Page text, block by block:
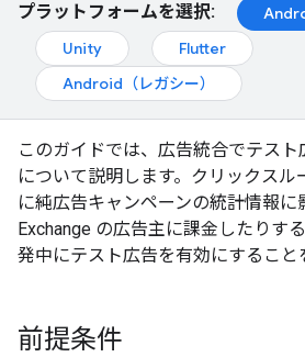
プラットフォームを選択:
Unity
Flutter
Android（レガシー）
このガイドでは、広告統合でテス
について説明します。クリックス
に純広告キャンペーンの統計情報に
Exchange の広告主に課金したりす
発中にテスト広告を有効にすること
前提条件